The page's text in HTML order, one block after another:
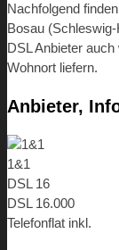
Nachfolgend
Bosau
DSL Anbieter
Wohnort liefern.
Anbieter,
1&1
DSL 16
DSL 16.000
Telefonflat inkl.